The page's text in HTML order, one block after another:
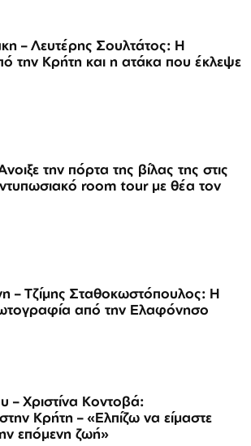
– Λευτέρης Σουλτάτος: Η
την Κρήτη και η ατάκα που έκλεψε
την πόρτα της βίλας της στις
room tour με θέα τον
– Τζίμης Σταθοκωστόπουλος: Η
από την Ελαφόνησο
– Χριστίνα Κοντοβά:
Κρήτη – «Ελπίζω να είμαστε
επόμενη ζωή»